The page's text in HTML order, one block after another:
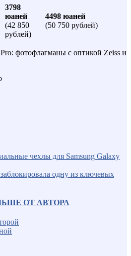
3798
юаней
(42 850
рублей)
4498 юаней
(50 750 рублей)
чехлы для Samsung Galaxy
одну из ключевых
ОТ АВТОРА